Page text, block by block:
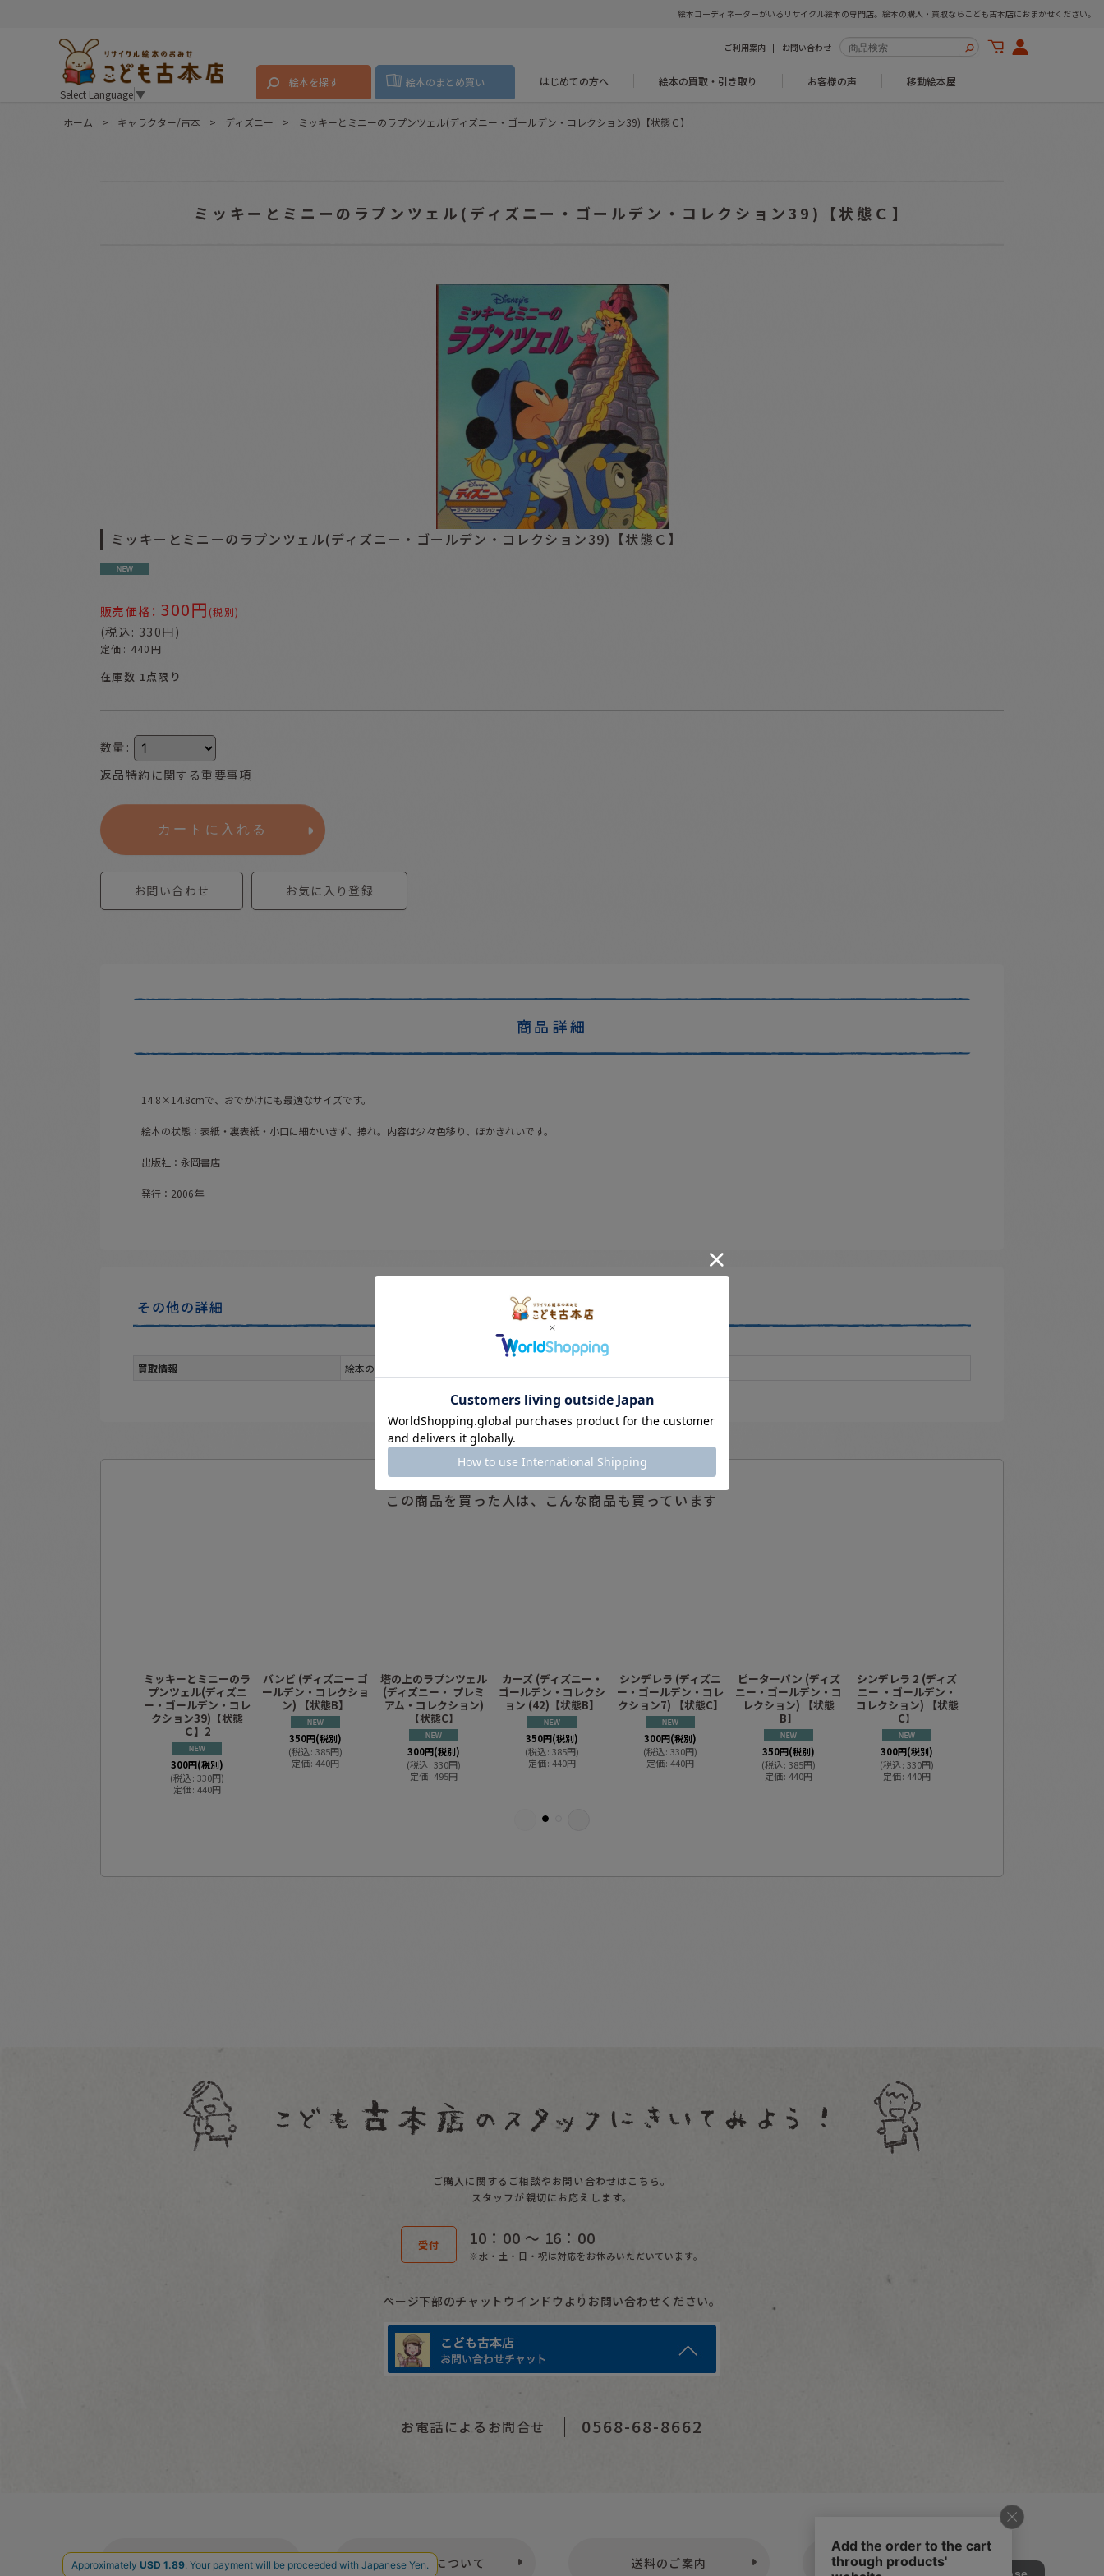
絵本コーディネーターがいるリサイクル絵本の専門店。絵本の購入・買取ならこども古本店におまかせください。
Select Language▼
ご利用案内 お問い合わせ
絵本を探す 絵本のまとめ買い はじめての方へ 絵本の買取・引き取り お客様の声 移動絵本屋
ホーム > キャラクター/古本 > ディズニー > ミッキーとミニーのラプンツェル(ディズニー・ゴールデン・コレクション39)【状態Ｃ】
ミッキーとミニーのラプンツェル(ディズニー・ゴールデン・コレクション39)【状態Ｃ】
ミッキーとミニーのラプンツェル(ディズニー・ゴールデン・コレクション39)【状態Ｃ】
販売価格 : 300円 (税別)
(税込: 330円)
定価 : 440 円
在庫数 1点限り
数量 :
返品特約に関する重要事項
カートに入れる
お問い合わせ お気に入り登録
商品詳細
14.8×14.8cmで、おでかけにも最適なサイズです。
絵本の状態：表紙・裏表紙・小口に細かいきず、擦れ。内容は少々色移り、ほかきれいです。
出版社：永岡書店
発行：2006年
その他の詳細
買取情報 絵本の買取もおまちしています
この商品を買った人は、こんな商品も買っています
ミッキーとミニーのラ
プンツェル(ディズニ
ー・ゴールデン・コレ
クション39)【状態
Ｃ】2
300円(税別)
(税込: 330円)
定価: 440円
バンビ (ディズニー ゴ
ールデン・コレクショ
ン) 【状態B】
350円(税別)
(税込: 385円)
定価: 440円
塔の上のラプンツェル
(ディズニー・ プレミ
アム・コレクション)
【状態C】
300円(税別)
(税込: 330円)
定価: 495円
カーズ (ディズニー・
ゴールデン・コレクシ
ョン (42)【状態B】
350円(税別)
(税込: 385円)
定価: 440円
シンデレラ (ディズニ
ー・ゴールデン・コレ
クション7) 【状態C】
300円(税別)
(税込: 330円)
定価: 440円
ピーターパン (ディズ
ニー・ゴールデン・コ
レクション) 【状態
B】
350円(税別)
(税込: 385円)
定価: 440円
シンデレラ 2 (ディズ
ニー ・ゴールデン・
コレクション) 【状態
C】
300円(税別)
(税込: 330円)
定価: 440円
ご購入に関するご相談やお問い合わせはこちら。
スタッフが親切にお応えします。
受付 10：00 〜 16：00
※水・土・日・祝は対応をお休みいただいています。
ページ下部のチャットウインドウよりお問い合わせください。
お電話によるお問合せ 0568-68-8662
ご利用案内 お支払いについて 送料のご案内 休業日のご案内